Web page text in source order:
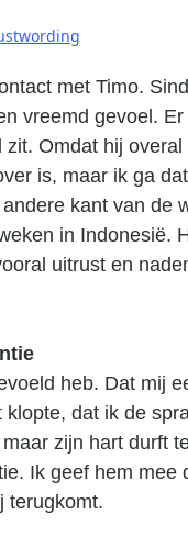
met Timo.
vreemd gevoel.
Omdat hij
is, maar ik ga
kant van de
in Indonesië.
uitrust en
heb. Dat mij
dat ik de
zijn hart durft
Ik geef hem
terugkomt.